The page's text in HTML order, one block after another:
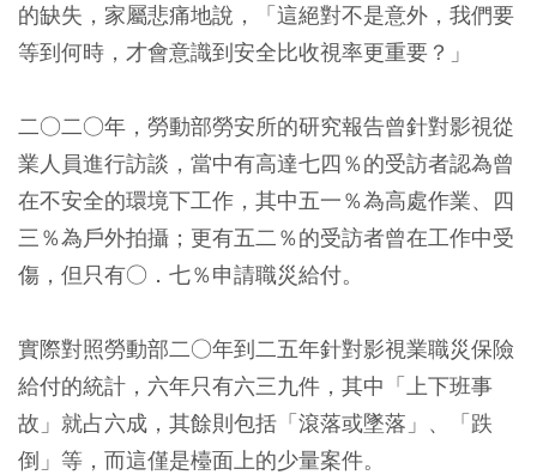
的缺失，家屬悲痛地說，「這絕對不是意外，我們要
等到何時，才會意識到安全比收視率更重要？」
二○二○年，勞動部勞安所的研究報告曾針對影視從
業人員進行訪談，當中有高達七四％的受訪者認為曾
在不安全的環境下工作，其中五一％為高處作業、四
三％為戶外拍攝；更有五二％的受訪者曾在工作中受
傷，但只有○．七％申請職災給付。
實際對照勞動部二○年到二五年針對影視業職災保險
給付的統計，六年只有六三九件，其中「上下班事
故」就占六成，其餘則包括「滾落或墜落」、「跌
倒」等，而這僅是檯面上的少量案件。